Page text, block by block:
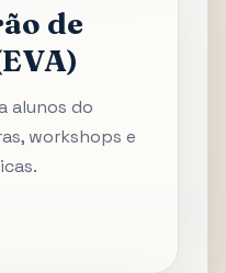
de
alunos do
workshops e